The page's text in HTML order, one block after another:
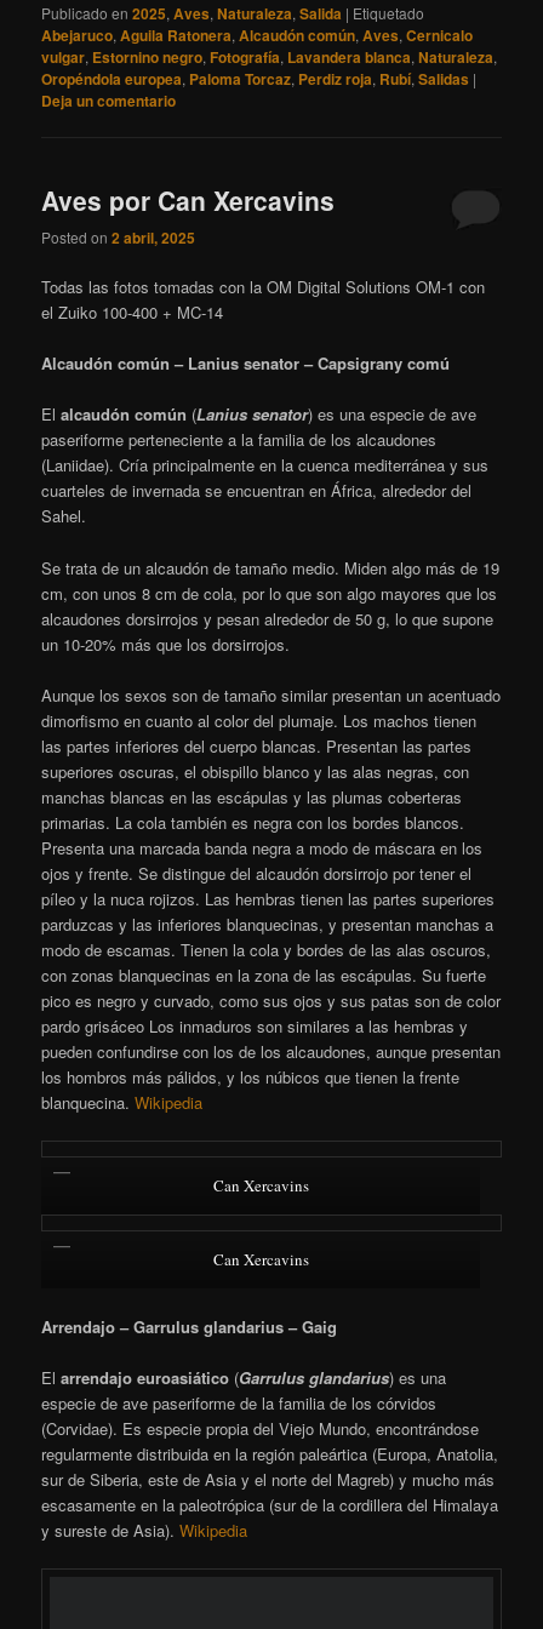
Publicado en 2025,Aves,Naturaleza,Salida | Etiquetado
Abejaruco,Aguila Ratonera,Alcaudón común,Aves,Cernicalo
vulgar, Estornino negro, Fotografía, Lavandera blanca,Naturaleza,
Oropéndola europea, Paloma Torcaz, Perdiz roja, Rubí,Salidas |
Deja un comentario
Aves por Can Xercavins
Posted on2 abril, 2025
Todas las fotos tomadas con la OM Digital Solutions OM-1 con
el Zuiko 100-400 + MC-14
Alcaudón común – Lanius senator – Capsigrany comú
Elalcaudón común (Lanius senator) es una especie de ave
paseriforme perteneciente a la familia de los alcaudones
(Laniidae). Cría principalmente en la cuenca mediterránea y sus
cuarteles de invernada se encuentran en África, alrededor del
Sahel.
Se trata de un alcaudón de tamaño medio. Miden algo más de 19
cm, con unos 8 cm de cola, por lo que son algo mayores que los
alcaudones dorsirrojos y pesan alrededor de 50 g, lo que supone
un 10-20% más que los dorsirrojos.
Aunque los sexos son de tamaño similar presentan un acentuado
dimorfismo en cuanto al color del plumaje. Los machos tienen
las partes inferiores del cuerpo blancas. Presentan las partes
superiores oscuras, el obispillo blanco y las alas negras, con
manchas blancas en las escápulas y las plumas coberteras
primarias. La cola también es negra con los bordes blancos.
Presenta una marcada banda negra a modo de máscara en los
ojos y frente. Se distingue del alcaudón dorsirrojo por tener el
píleo y la nuca rojizos. Las hembras tienen las partes superiores
parduzcas y las inferiores blanquecinas, y presentan manchas a
modo de escamas. Tienen la cola y bordes de las alas oscuros,
con zonas blanquecinas en la zona de las escápulas. Su fuerte
pico es negro y curvado, como sus ojos y sus patas son de color
pardo grisáceo Los inmaduros son similares a las hembras y
pueden confundirse con los de los alcaudones, aunque presentan
los hombros más pálidos, y los núbicos que tienen la frente
blanquecina.Wikipedia
Can Xercavins
Can Xercavins
Arrendajo – Garrulus glandarius – Gaig
Elarrendajo euroasiático ​ (Garrulus glandarius) es una
especie de ave paseriforme de la familia de los córvidos
(Corvidae). Es especie propia del Viejo Mundo, encontrándose
regularmente distribuida en la región paleártica (Europa, Anatolia,
sur de Siberia, este de Asia y el norte del Magreb) y mucho más
escasamente en la paleotrópica (sur de la cordillera del Himalaya
y sureste de Asia).Wikipedia